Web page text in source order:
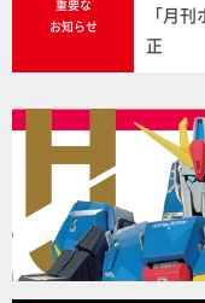
重要な
お知らせ
「月
正